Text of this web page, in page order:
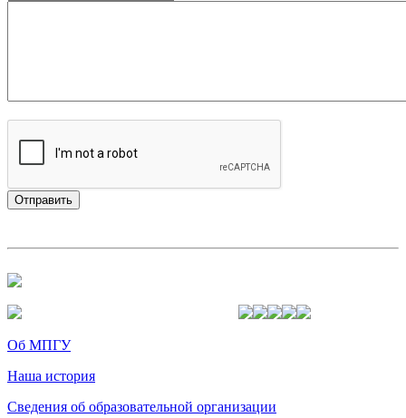
Об МПГУ
Наша история
Сведения об образовательной организации